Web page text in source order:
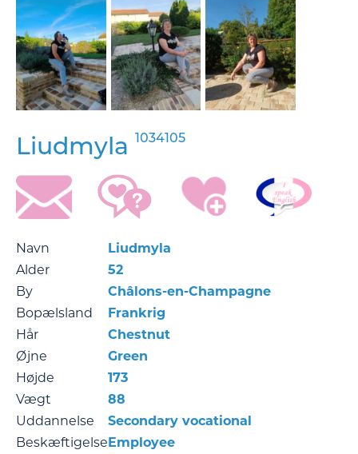
Liudmyla 1034105
Navn
Liudmyla
Alder
52
By
Châlons-en-Champagne
Bopælsland
Frankrig
Hår
Chestnut
Øjne
Green
Højde
173
Vægt
88
Uddannelse
Secondary vocational
Beskæftigelse Employee